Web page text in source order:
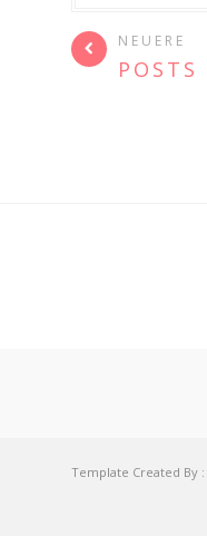
NEUERE
POSTS
Template Created By :